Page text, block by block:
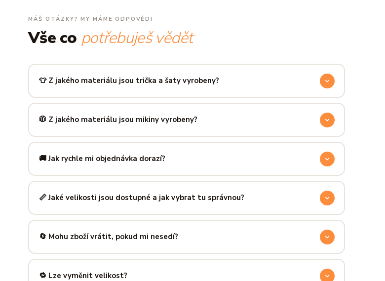
MÁŠ OTÁZKY? MY MÁME ODPOVĚDI
Vše co potřebuješ vědět
👕 Z jakého materiálu jsou trička a šaty vyrobeny?
Používáme prémiovou 100% bavlnu — měkkou na dotek, prodyšnou a odolnou. Produkt si
zachová tvar i barvu i po desítkách praní. Kvalita, kterou pocítíš hned při prvním oblečení.
🧥 Z jakého materiálu jsou mikiny vyrobeny?
Mikiny šijeme ze směsi80 % bavlny a 20 % polyesteru— příjemně hřejivá, pevná a zároveň
prodyšná kombinace, která si dlouho drží tvar i po opakovaném praní.
🚚 Jak rychle mi objednávka dorazí?
Mimo sezónu balíme a odesíláme do 3 pracovních dní. Doručení přes PPL, GLS nebo Českou
poštu trvá obvykle 1–3 pracovní dny — zboží tak můžeš mít u sebe už za pár dní.
📏 Jaké velikosti jsou dostupné a jak vybrat tu správnou?
Nabízíme velikosti XS až 5XL, takže si vybere opravdu každý. Klikni naPrůvodce velikostmi
výše — najdeš tam přesné míry v cm a výběr velikosti bude hračka.
🔄 Mohu zboží vrátit, pokud mi nesedí?
Samozřejmě. Máš plných14 dní na vráceníbez udání důvodu. Stačí nás kontaktovat na
info@ilus.cza vše vyřídíme rychle a bez komplikací.
🔁 Lze vyměnit velikost?